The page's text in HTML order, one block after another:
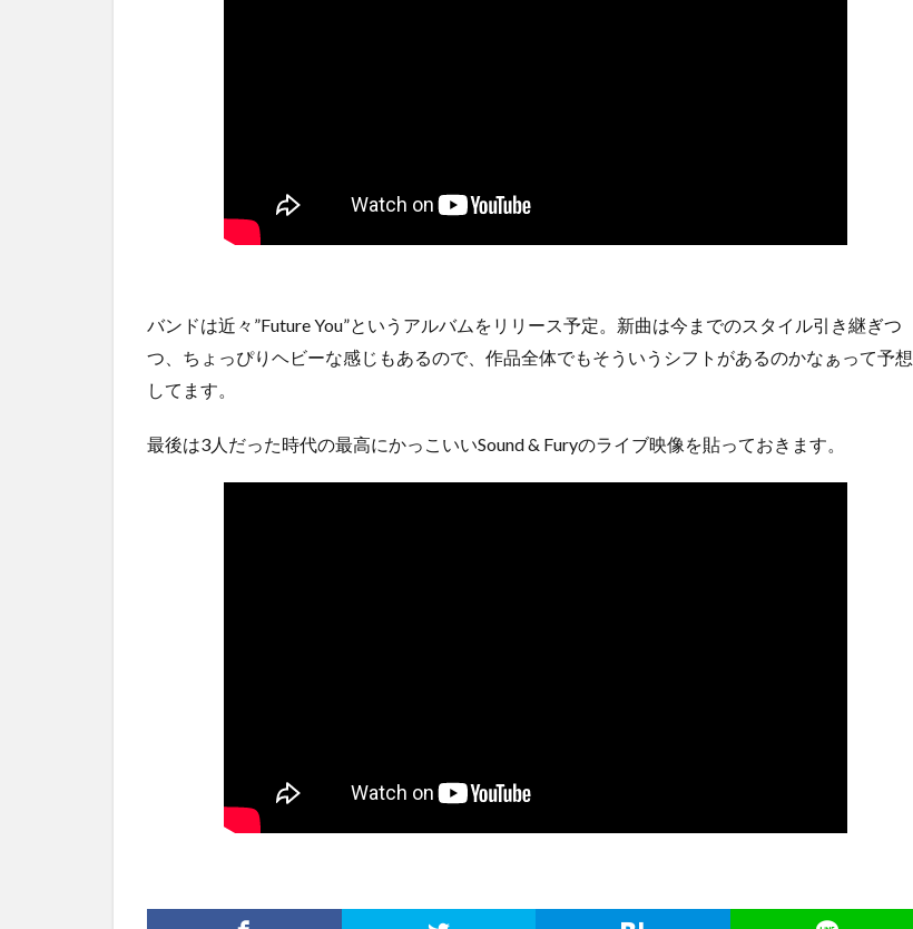
バンドは近々”Future You”というアルバムをリリース予定。新曲は今までのスタイル引き継ぎつ
つ、ちょっぴりヘビーな感じもあるので、作品全体でもそういうシフトがあるのかなぁって予想
してます。
最後は3人だった時代の最高にかっこいいSound & Furyのライブ映像を貼っておきます。